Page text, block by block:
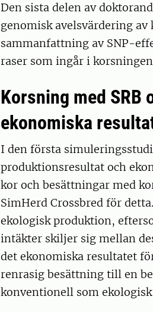
Den sista delen av
genomisk avelsvärdering
sammanfattning av SNP-
raser som ingår i
Korsning med
ekonomiska
I den första
produktionsresultat och
kor och besättningar med
SimHerd Crossbred för
ekologisk produktion,
intäkter skiljer sig mellan
det ekonomiska resultatet
renrasig besättning till en
konventionell som